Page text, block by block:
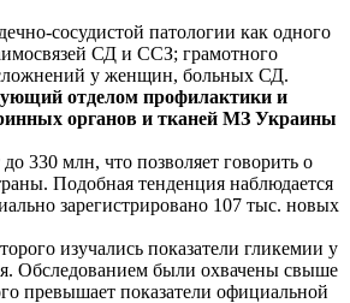
сосудистой патологии как одного
СД и ССЗ; грамотного
у женщин, больных СД.
отделом профилактики и
органов и тканей МЗ Украины
330 млн, что позволяет говорить о
Подобная тенденция наблюдается
зарегистрировано 107 тыс. новых
изучались показатели гликемии у
Обследованием были охвачены свыше
превышает показатели официальной